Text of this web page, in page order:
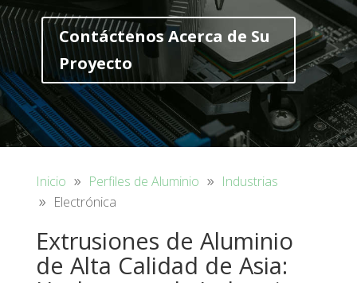
Contáctenos Acerca de Su
Proyecto
Inicio Perfiles de Aluminio
Industrias
Electrónica
Extrusiones de Aluminio
de Alta Calidad de Asia: